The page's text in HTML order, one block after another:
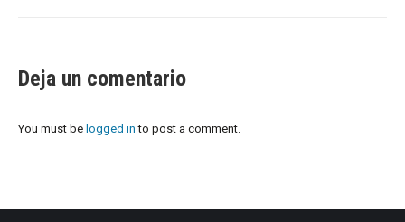
Deja un comentario
You must be logged in to post a comment.